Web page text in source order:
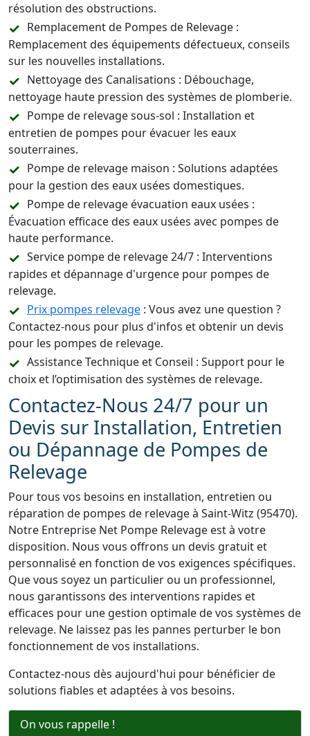
résolution des obstructions.
Remplacement de Pompes de Relevage :
Remplacement des équipements défectueux, conseils
sur les nouvelles installations.
Nettoyage des Canalisations : Débouchage,
nettoyage haute pression des systèmes de plomberie.
Pompe de relevage sous-sol : Installation et
entretien de pompes pour évacuer les eaux
souterraines.
Pompe de relevage maison : Solutions adaptées
pour la gestion des eaux usées domestiques.
Pompe de relevage évacuation eaux usées :
Évacuation efficace des eaux usées avec pompes de
haute performance.
Service pompe de relevage 24/7 : Interventions
rapides et dépannage d'urgence pour pompes de
relevage.
Prix pompes relevage : Vous avez une question ?
Contactez-nous pour plus d'infos et obtenir un devis
pour les pompes de relevage.
Assistance Technique et Conseil : Support pour le
choix et l’optimisation des systèmes de relevage.
Contactez-Nous 24/7 pour un
Devis sur Installation, Entretien
ou Dépannage de Pompes de
Relevage
Pour tous vos besoins en installation, entretien ou
réparation de pompes de relevage à Saint-Witz (95470).
Notre Entreprise Net Pompe Relevage est à votre
disposition. Nous vous offrons un devis gratuit et
personnalisé en fonction de vos exigences spécifiques.
Que vous soyez un particulier ou un professionnel,
nous garantissons des interventions rapides et
efficaces pour une gestion optimale de vos systèmes de
relevage. Ne laissez pas les pannes perturber le bon
fonctionnement de vos installations.
Contactez-nous dès aujourd'hui pour bénéficier de
solutions fiables et adaptées à vos besoins.
On vous rappelle !